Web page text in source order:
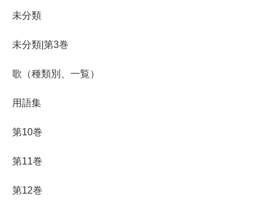
未分類
未分類|第3巻
歌（種類別、一覧）
用語集
第10巻
第11巻
第12巻